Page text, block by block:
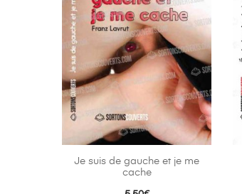
Je suis de gauche et je me
cache